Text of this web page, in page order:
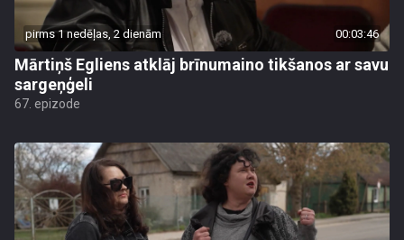
pirms 1 nedēļas, 2 dienām 00:03:46
Mārtiņš Egliens atklāj brīnumaino tikšanos ar savu
sargeņģeli
67. epizode